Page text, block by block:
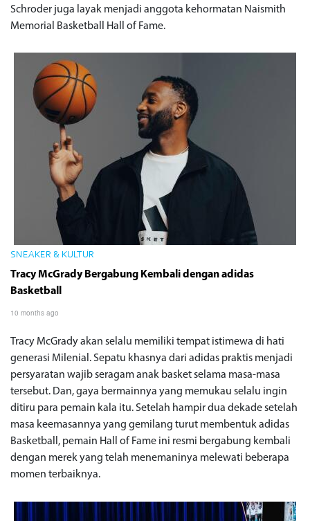
Schroder juga layak menjadi anggota kehormatan Naismith
Memorial Basketball Hall of Fame.
SNEAKER & KULTUR
Tracy McGrady Bergabung Kembali dengan adidas
Basketball
10 months ago
Tracy McGrady akan selalu memiliki tempat istimewa di hati
generasi Milenial. Sepatu khasnya dari adidas praktis menjadi
persyaratan wajib seragam anak basket selama masa-masa
tersebut. Dan, gaya bermainnya yang memukau selalu ingin
ditiru para pemain kala itu. Setelah hampir dua dekade setelah
masa keemasannya yang gemilang turut membentuk adidas
Basketball, pemain Hall of Fame ini resmi bergabung kembali
dengan merek yang telah menemaninya melewati beberapa
momen terbaiknya.